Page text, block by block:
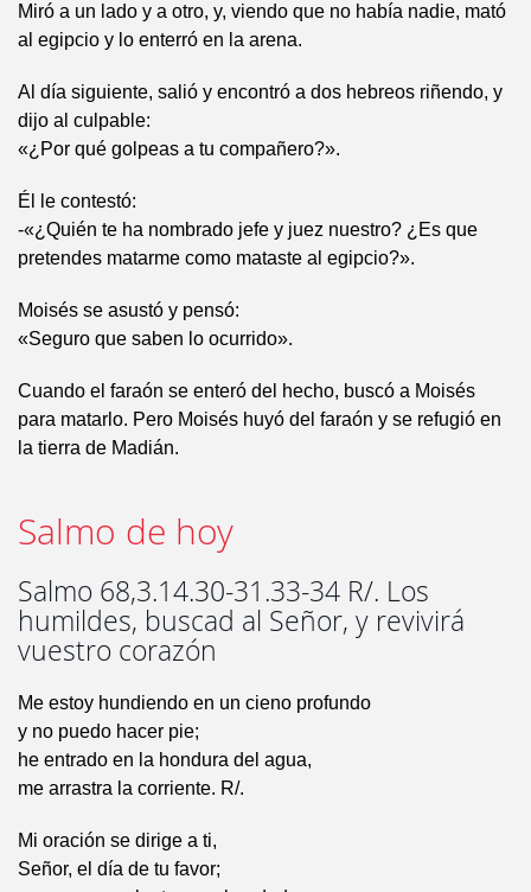
Miró a un lado y a otro, y, viendo que no había nadie, mató
al egipcio y lo enterró en la arena.
Al día siguiente, salió y encontró a dos hebreos riñendo, y
dijo al culpable:
«¿Por qué golpeas a tu compañero?».
Él le contestó:
-«¿Quién te ha nombrado jefe y juez nuestro? ¿Es que
pretendes matarme como mataste al egipcio?».
Moisés se asustó y pensó:
«Seguro que saben lo ocurrido».
Cuando el faraón se enteró del hecho, buscó a Moisés
para matarlo. Pero Moisés huyó del faraón y se refugió en
la tierra de Madián.
Salmo de hoy
Salmo 68,3.14.30-31.33-34 R/. Los
humildes, buscad al Señor, y revivirá
vuestro corazón
Me estoy hundiendo en un cieno profundo
y no puedo hacer pie;
he entrado en la hondura del agua,
me arrastra la corriente. R/.
Mi oración se dirige a ti,
Señor, el día de tu favor;